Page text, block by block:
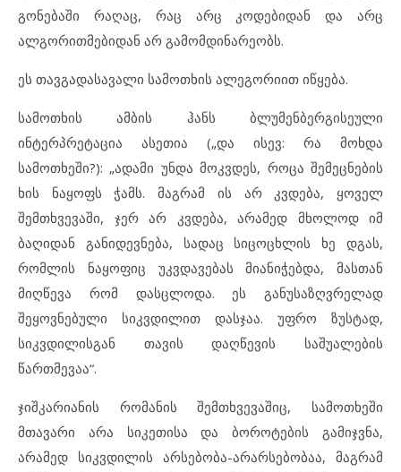
გონებაში რაღაც, რაც არც კოდებიდან და არც
ალგორითმებიდან არ გამომდინარეობს.
ეს თავგადასავალი სამოთხის ალეგორიით იწყება.
სამოთხის ამბის ჰანს ბლუმენბერგისეული
ინტერპრეტაცია ასეთია („და ისევ: რა მოხდა
სამოთხეში?): „ადამი უნდა მოკვდეს, როცა შემეცნების
ხის ნაყოფს ჭამს. მაგრამ ის არ კვდება, ყოველ
შემთხვევაში, ჯერ არ კვდება, არამედ მხოლოდ იმ
ბაღიდან განიდევნება, სადაც სიცოცხლის ხე დგას,
რომლის ნაყოფიც უკვდავებას მიანიჭებდა, მასთან
მიღწევა რომ დასცლოდა. ეს განუსაზღვრელად
შეყოვნებული სიკვდილით დასჯაა. უფრო ზუსტად,
სიკვდილისგან თავის დაღწევის საშუალების
წართმევაა“.
ჯიშკარიანის რომანის შემთხვევაშიც, სამოთხეში
მთავარი არა სიკეთისა და ბოროტების გამიჯვნა,
არამედ სიკვდილის არსებობა-არარსებობაა, მაგრამ